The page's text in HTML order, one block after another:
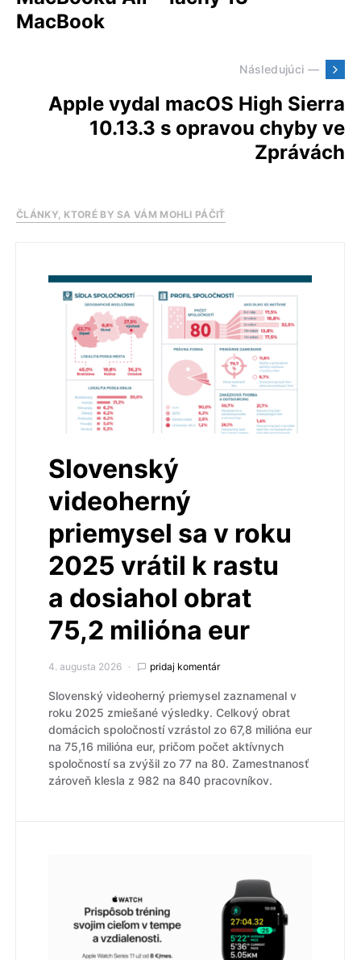
MacBook
Následujúci —
Apple vydal macOS High Sierra
10.13.3 s opravou chyby ve
Zprávách
ČLÁNKY, KTORÉ BY SA VÁM MOHLI PÁČIŤ
Slovenský
videoherný
priemysel sa v roku
2025 vrátil k rastu
a dosiahol obrat
75,2 milióna eur
4. augusta 2026 pridaj komentár
Slovenský videoherný priemysel zaznamenal v
roku 2025 zmiešané výsledky. Celkový obrat
domácich spoločností vzrástol zo 67,8 milióna eur
na 75,16 milióna eur, pričom počet aktívnych
spoločností sa zvýšil zo 77 na 80. Zamestnanosť
zároveň klesla z 982 na 840 pracovníkov.